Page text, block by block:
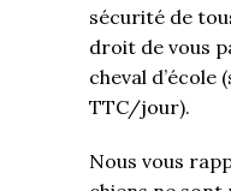
sécurité de
droit de vous
cheval d’école
TTC/jour).
Nous vous